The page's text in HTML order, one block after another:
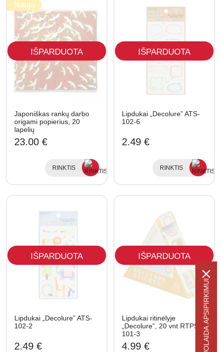
Nauja
IŠPARDUOTA
Japoniškas rankų darbo
origami popierius, 20
lapelių
23.00 €
RINKTIS
IŠPARDUOTA
Lipdukai „Decolure” ATS-
102-6
2.49 €
RINKTIS
IŠPARDUOTA
Lipdukai „Decolure” ATS-
102-2
2.49 €
IŠPARDUOTA
Lipdukai ritinėlyje
„Decolure”, 20 vnt RTPS-
101-3
4.99 € -5% NUOLAIDA APSIPIRKIMUI